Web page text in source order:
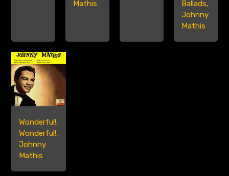
Mathis
Ballads,
Johnny
Mathis
Wonderful!,
Wonderful!,
Johnny
Mathis